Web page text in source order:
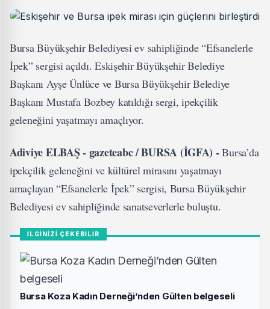
Bursa Büyükşehir Belediyesi ev sahipliğinde “Efsanelerle
İpek” sergisi açıldı. Eskişehir Büyükşehir Belediye
Başkanı Ayşe Ünlüce ve Bursa Büyükşehir Belediye
Başkanı Mustafa Bozbey katıldığı sergi, ipekçilik
geleneğini yaşatmayı amaçlıyor.
Adiviye ELBAŞ - gazeteabc / BURSA (İGFA) -Bursa’da
ipekçilik geleneğini ve kültürel mirasını yaşatmayı
amaçlayan “Efsanelerle İpek” sergisi, Bursa Büyükşehir
Belediyesi ev sahipliğinde sanatseverlerle buluştu.
İLGİNİZİ ÇEKEBİLİR
Bursa Koza Kadın Derneği’nden Gülten belgeseli